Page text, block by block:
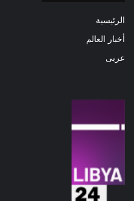
الرئيسية
أخبار العالم
عربى